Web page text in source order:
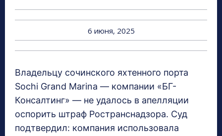
6 июня, 2025
Владельцу сочинского яхтенного порта
Sochi Grand Marina — компании «БГ-
Консалтинг» — не удалось в апелляции
оспорить штраф Ространснадзора. Суд
подтвердил: компания использовала